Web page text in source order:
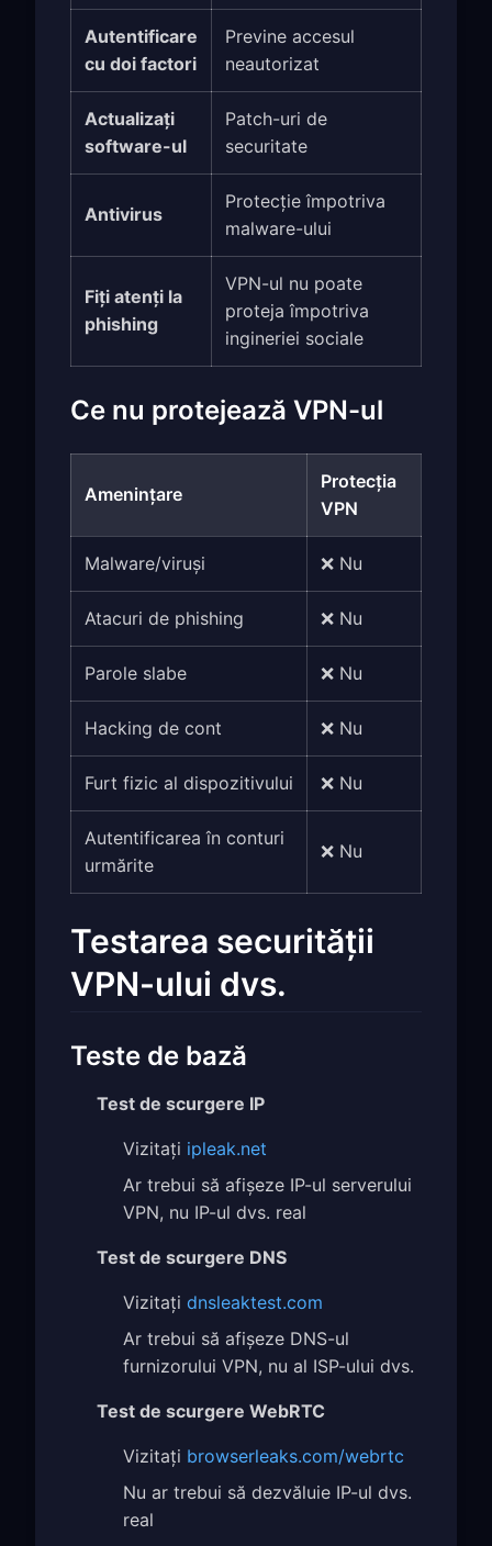
Autentificare
cu doi factori
Previne accesul
neautorizat
Actualizați
software-ul
Patch-uri de
securitate
Antivirus
Protecție împotriva
malware-ului
Fiți atenți la
phishing
VPN-ul nu poate
proteja împotriva
ingineriei sociale
Ce nu protejează VPN-ul
Amenințare
Protecția
VPN
Malware/viruși ❌ Nu
Atacuri de phishing ❌ Nu
Parole slabe ❌ Nu
Hacking de cont ❌ Nu
Furt fizic al dispozitivului ❌ Nu
Autentificarea în conturi
urmărite
❌ Nu
Testarea securității
VPN-ului dvs.
Teste de bază
Test de scurgere IP
Vizitați ipleak.net
Ar trebui să afișeze IP-ul serverului
VPN, nu IP-ul dvs. real
Test de scurgere DNS
Vizitați dnsleaktest.com
Ar trebui să afișeze DNS-ul
furnizorului VPN, nu al ISP-ului dvs.
Test de scurgere WebRTC
Vizitați browserleaks.com/webrtc
Nu ar trebui să dezvăluie IP-ul dvs.
real